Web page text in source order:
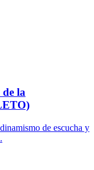
la
de escucha y